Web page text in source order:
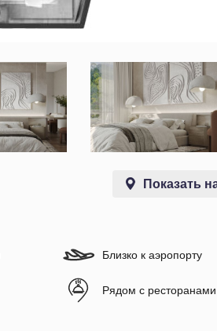
Показать
Близко к аэропорту
Рядом с ресторанами